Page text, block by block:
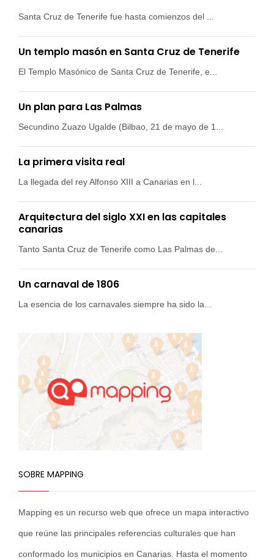
Santa Cruz de Tenerife fue hasta comienzos del ...
Un templo masón en Santa Cruz de Tenerife
El Templo Masónico de Santa Cruz de Tenerife, e...
Un plan para Las Palmas
Secundino Zuazo Ugalde (Bilbao, 21 de mayo de 1...
La primera visita real
La llegada del rey Alfonso XIII a Canarias en l...
Arquitectura del siglo XXI en las capitales
canarias
Tanto Santa Cruz de Tenerife como Las Palmas de...
Un carnaval de 1806
La esencia de los carnavales siempre ha sido la...
SOBRE MAPPING
Mapping es un recurso web que ofrece un mapa interactivo
que reúne las principales referencias culturales que han
conformado los municipios en Canarias. Hasta el momento